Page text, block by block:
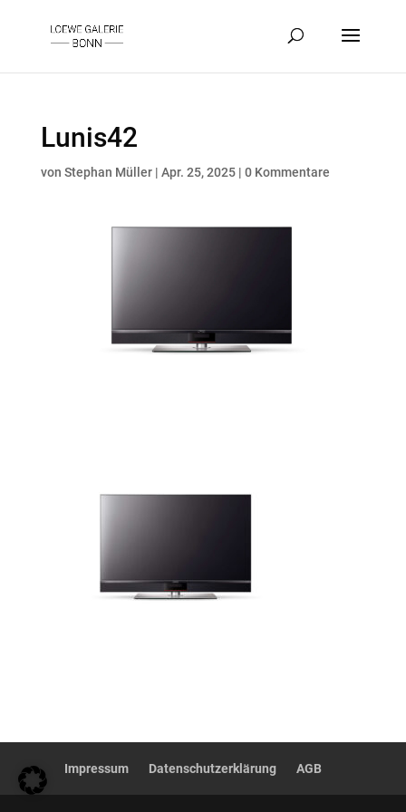
Lunis42
von Stephan Müller| Apr. 25, 2025| 0 Kommentare
Impressum Datenschutzerklärung AGB